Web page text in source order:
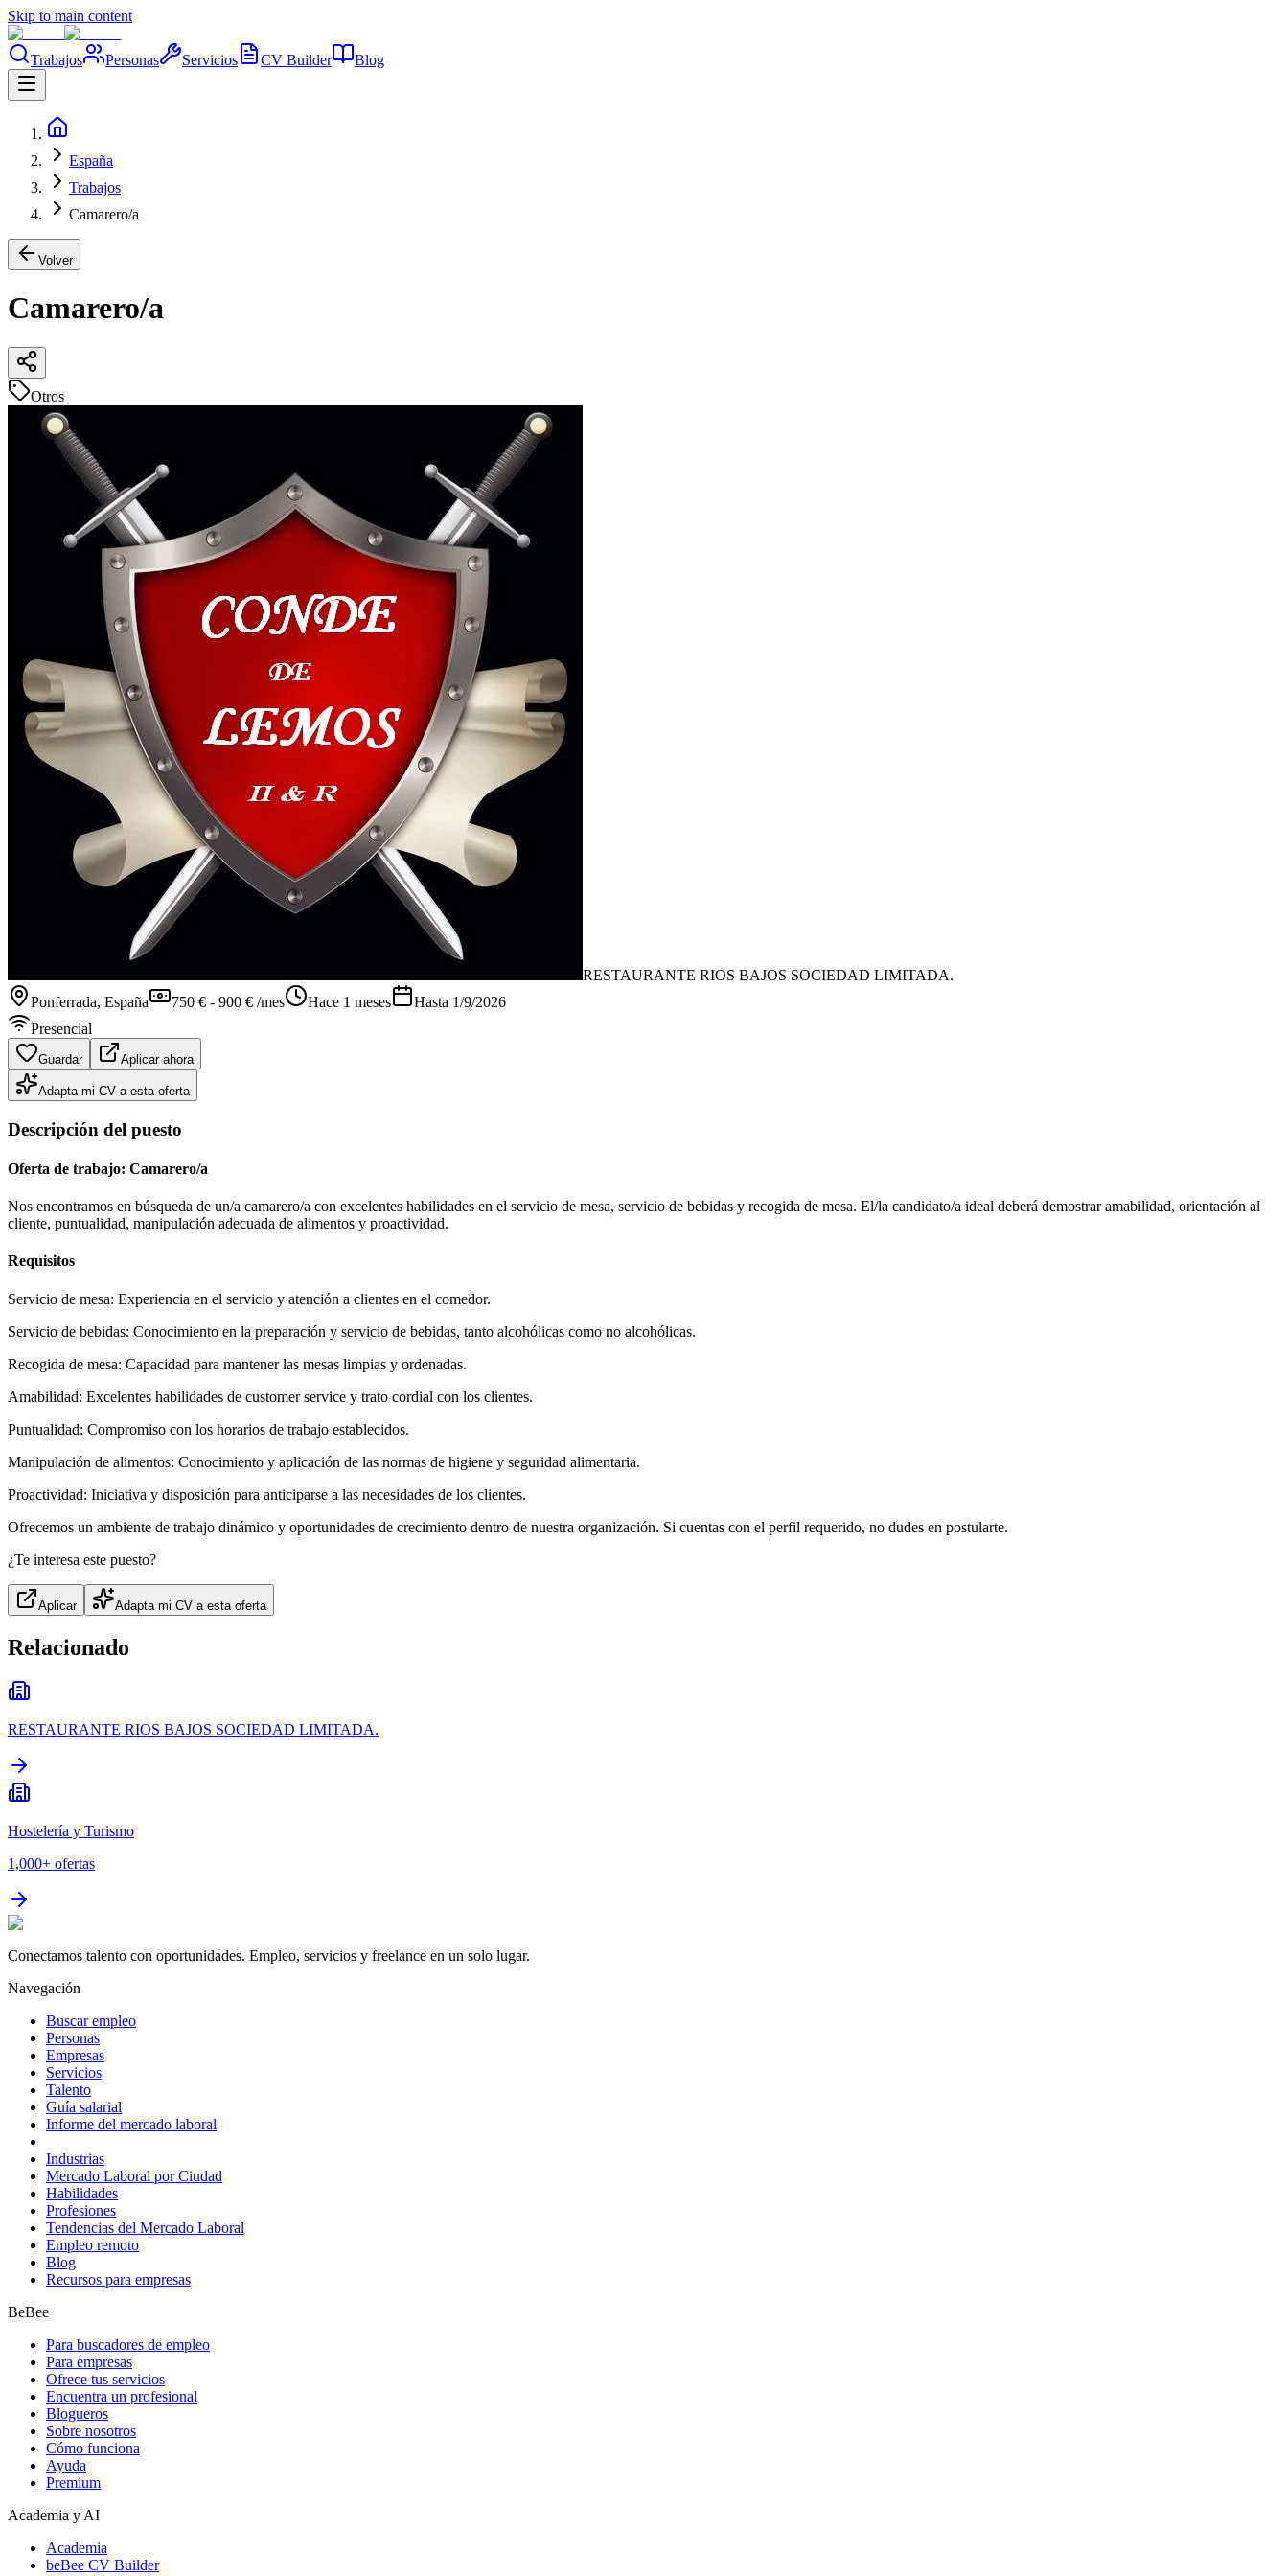
Skip to main content
Trabajos Personas Servicios CV Builder Blog
España
Trabajos
Camarero/a
Volver
Camarero/a
Otros
RESTAURANTE RIOS BAJOS SOCIEDAD LIMITADA.
Ponferrada, España 750 € - 900 € /mes Hace 1 meses Hasta 1/9/2026
Presencial
Guardar Aplicar ahora
Adapta mi CV a esta oferta
Descripción del puesto
Oferta de trabajo: Camarero/a
Nos encontramos en búsqueda de un/a camarero/a con excelentes habilidades en el servicio de mesa, servicio de bebidas y recogida de mesa. El/la candidato/a ideal deberá demostrar amabilidad, orientación al
cliente, puntualidad, manipulación adecuada de alimentos y proactividad.
Requisitos
Servicio de mesa: Experiencia en el servicio y atención a clientes en el comedor.
Servicio de bebidas: Conocimiento en la preparación y servicio de bebidas, tanto alcohólicas como no alcohólicas.
Recogida de mesa: Capacidad para mantener las mesas limpias y ordenadas.
Amabilidad: Excelentes habilidades de customer service y trato cordial con los clientes.
Puntualidad: Compromiso con los horarios de trabajo establecidos.
Manipulación de alimentos: Conocimiento y aplicación de las normas de higiene y seguridad alimentaria.
Proactividad: Iniciativa y disposición para anticiparse a las necesidades de los clientes.
Ofrecemos un ambiente de trabajo dinámico y oportunidades de crecimiento dentro de nuestra organización. Si cuentas con el perfil requerido, no dudes en postularte.
¿Te interesa este puesto?
Aplicar Adapta mi CV a esta oferta
Relacionado
RESTAURANTE RIOS BAJOS SOCIEDAD LIMITADA.
Hostelería y Turismo
1,000+ ofertas
Conectamos talento con oportunidades. Empleo, servicios y freelance en un solo lugar.
Navegación
Buscar empleo
Personas
Empresas
Servicios
Talento
Guía salarial
Informe del mercado laboral
Industrias
Mercado Laboral por Ciudad
Habilidades
Profesiones
Tendencias del Mercado Laboral
Empleo remoto
Blog
Recursos para empresas
BeBee
Para buscadores de empleo
Para empresas
Ofrece tus servicios
Encuentra un profesional
Blogueros
Sobre nosotros
Cómo funciona
Ayuda
Premium
Academia y AI
Academia
beBee CV Builder